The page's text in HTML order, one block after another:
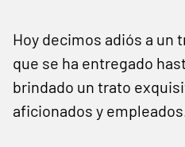
Hoy decimos adiós a un
que se ha entregado
brindado un trato
aficionados y